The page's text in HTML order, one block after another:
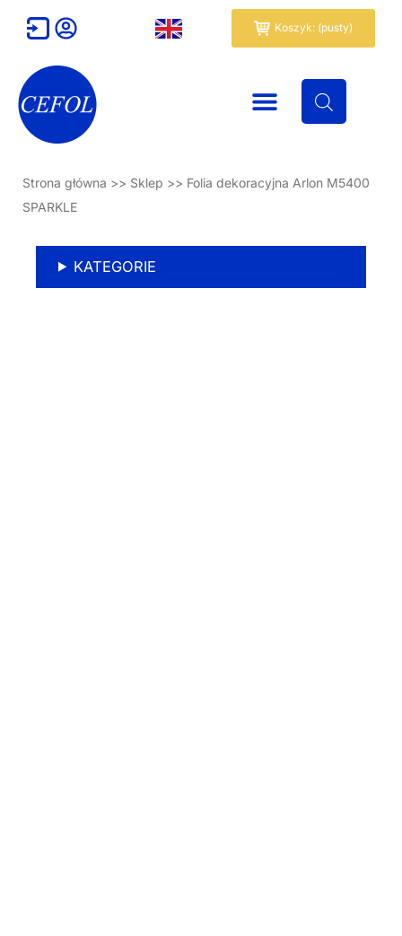
Koszyk: (pusty)
Wózek
Strona główna >> Sklep >> Folia dekoracyjna Arlon M5400
SPARKLE
KATEGORIE